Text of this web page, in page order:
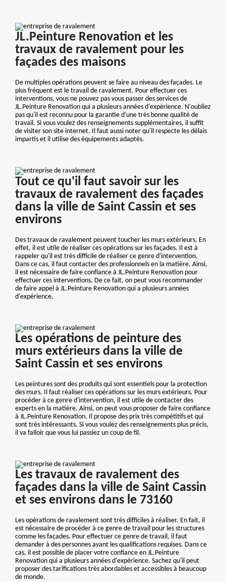
JL.Peinture Renovation et les
travaux de ravalement pour les
façades des maisons
De multiples opérations peuvent se faire au niveau des façades. Le
plus fréquent est le travail de ravalement. Pour effectuer ces
interventions, vous ne pouvez pas vous passer des services de
JL.Peinture Renovation qui a plusieurs années d'expérience. N'oubliez
pas qu'il est reconnu pour la garantie d'une très bonne qualité de
travail. Si vous voulez des renseignements supplémentaires, il suffit
de visiter son site internet. Il faut aussi noter qu'il respecte les délais
impartis et il utilise des équipements adaptés.
Tout ce qu'il faut savoir sur les
travaux de ravalement des façades
dans la ville de Saint Cassin et ses
environs
Des travaux de ravalement peuvent toucher les murs extérieurs. En
effet, il est utile de réaliser ces opérations sur les façades. Il est à
rappeler qu'il est très difficile de réaliser ce genre d'intervention.
Dans ce cas, il faut contacter des professionnels en la matière. Ainsi,
il est nécessaire de faire confiance à JL.Peinture Renovation pour
effectuer ces interventions. De ce fait, on peut vous recommander
de faire appel à JL.Peinture Renovation qui a plusieurs années
d'expérience.
Les opérations de peinture des
murs extérieurs dans la ville de
Saint Cassin et ses environs
Les peintures sont des produits qui sont essentiels pour la protection
des murs. Il faut réaliser ces opérations sur les murs extérieurs. Pour
procéder à ce genre d'intervention, il est utile de contacter des
experts en la matière. Ainsi, on peut vous proposer de faire confiance
à JL.Peinture Renovation. Il propose des prix très compétitifs et qui
sont très intéressants. Si vous voulez des renseignements plus précis,
il va falloir que vous lui passiez un coup de fil.
Les travaux de ravalement des
façades dans la ville de Saint Cassin
et ses environs dans le 73160
Les opérations de ravalement sont très difficiles à réaliser. En fait, il
est nécessaire de procéder à ce genre de travail pour les structures
comme les façades. Pour effectuer ce genre de travail, il faut
demander à des personnes ayant les qualifications requises. Dans ce
cas, il est possible de placer votre confiance en JL.Peinture
Renovation qui a plusieurs années d'expérience. Sachez qu'il peut
proposer des tarifications très abordables et accessibles à beaucoup
de monde.